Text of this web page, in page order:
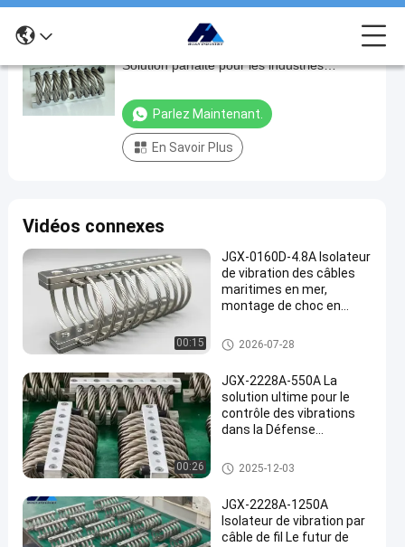
Fonction
d'air
de
mm
Solution
parfaite
pour
industries
Isolateur
de
vibration
de
câble
JGX-
2228D-
Fonction d'air de retour élevé de 216 mm
Solution parfaite pour les industries
960B ASSORBEUR DE SHOCK DE PRING
Parlez Maintenant.
En Savoir Plus
Vidéos connexes
00:15
JGX-0160D-4.8A Isolateur
de vibration des câbles
maritimes en mer,
montage de choc en
maintenance
Amortisseur de vibration de câ
ble métallique
2026-07-28
00:26
JGX-2228A-550A La
solution ultime pour le
contrôle des vibrations
dans la Défense
industrielle de pointe
Amortisseur de vibration de câ
ble métallique
2025-12-03
JGX-2228A-1250A
Isolateur de vibration par
câble de fil Le futur de